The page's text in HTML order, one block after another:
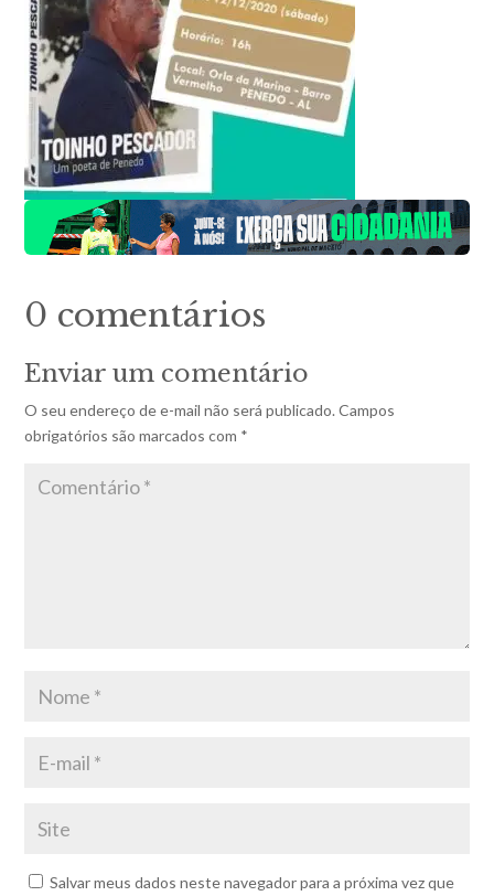
0 comentários
Enviar um comentário
O seu endereço de e-mail não será publicado. Campos
obrigatórios são marcados com *
Salvar meus dados neste navegador para a próxima vez que